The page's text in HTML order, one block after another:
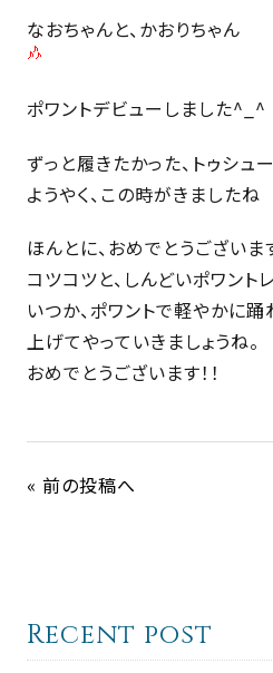
なおちゃんと、かおりちゃん
ポワントデビューしました^_^
ずっと履きたかった、トゥシュ
ようやく、この時がきましたね
ほんとに、おめでとうござい
コツコツと、しんどいポワント
いつか、ポワントで軽やかに
上げてやっていきましょうね。
おめでとうございます！！
« 前の投稿へ
Recent post